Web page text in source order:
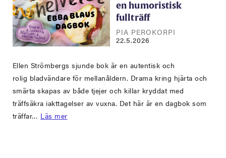
en humoristisk
fullträff
PIA PEROKORPI
22.5.2026
Ellen Strömbergs sjunde bok är en autentisk och
rolig bladvändare för mellanåldern. Drama kring hjärta och
smärta skapas av både tjejer och killar kryddat med
träffsäkra iakttagelser av vuxna. Det här är en dagbok som
träffar… Läs mer